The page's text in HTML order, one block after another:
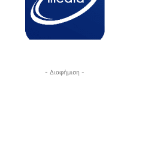
- Διαφήμιση -